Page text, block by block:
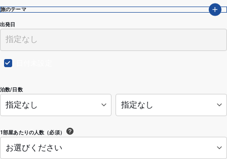
出発日
泊数/日数
1部屋あたりの人数（必須）
旅のテーマ